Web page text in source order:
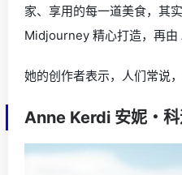
家、享用的每一道美食，其
Midjourney 精心打造，再由
她的创作者表示，人们常说
Anne Kerdi 安妮・